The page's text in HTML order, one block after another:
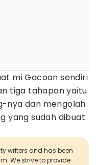
mi Gacoan sendiri
tiga tahapan yaitu
nya dan mengolah
yang sudah dibuat
writers and has been
We strive to provide